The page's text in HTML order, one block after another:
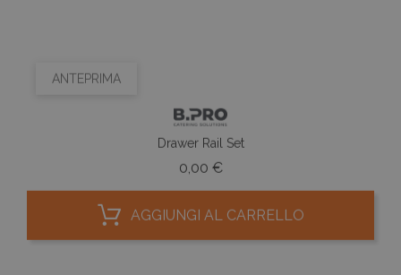
ANTEPRIMA
Drawer Rail Set
0,00 €Prezzo
AGGIUNGI AL CARRELLO